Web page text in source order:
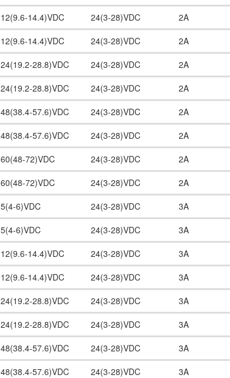
12(9.6-14.4)VDC 24(3-28)VDC 2A
12(9.6-14.4)VDC 24(3-28)VDC 2A
24(19.2-28.8)VDC 24(3-28)VDC 2A
24(19.2-28.8)VDC 24(3-28)VDC 2A
48(38.4-57.6)VDC 24(3-28)VDC 2A
48(38.4-57.6)VDC 24(3-28)VDC 2A
60(48-72)VDC 24(3-28)VDC 2A
60(48-72)VDC 24(3-28)VDC 2A
5(4-6)VDC 24(3-28)VDC 3A
5(4-6)VDC 24(3-28)VDC 3A
12(9.6-14.4)VDC 24(3-28)VDC 3A
12(9.6-14.4)VDC 24(3-28)VDC 3A
24(19.2-28.8)VDC 24(3-28)VDC 3A
24(19.2-28.8)VDC 24(3-28)VDC 3A
48(38.4-57.6)VDC 24(3-28)VDC 3A
48(38.4-57.6)VDC 24(3-28)VDC 3A